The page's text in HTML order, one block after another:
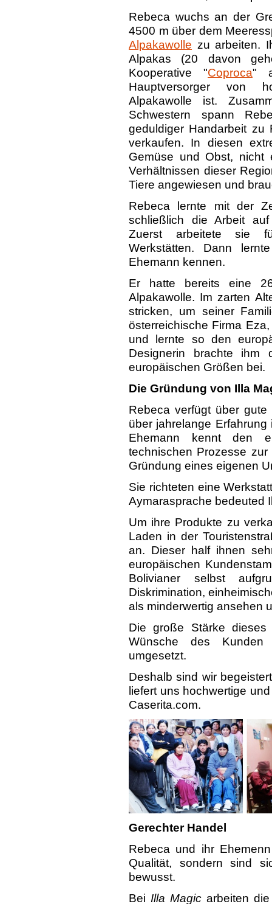
Rebeca wuchs an der
4500 m über dem
Alpakawolle zu arbeiten.
Alpakas (20 davon
Kooperative "Coproca"
Hauptversorger von
Alpakawolle ist.
Schwestern spann
geduldiger Handarbeit
verkaufen. In diesen
Gemüse und Obst, nicht
Verhältnissen dieser
Tiere angewiesen und
Rebeca lernte mit der
schließlich die Arbeit auf
Zuerst arbeitete sie
Werkstätten. Dann
Ehemann kennen.
Er hatte bereits eine
Alpakawolle. Im zarten
stricken, um seiner
österreichische Firma
und lernte so den
Designerin brachte ihm
europäischen Größen bei.
Die Gründung von Illa
Rebeca verfügt über
über jahrelange
Ehemann kennt den
technischen Prozesse
Gründung eines eigenen
Sie richteten eine
Aymarasprache bedeuted
Um ihre Produkte zu
Laden in der
an. Dieser half ihnen
europäischen
Bolivianer selbst
Diskrimination,
als minderwertig ansehen
Die große Stärke dieses
Wünsche des Kunden
umgesetzt.
Deshalb sind wir
liefert uns hochwertige
Caserita.com.
Gerechter Handel
Rebeca und ihr
Qualität, sondern sind
bewusst.
Bei Illa Magic arbeiten